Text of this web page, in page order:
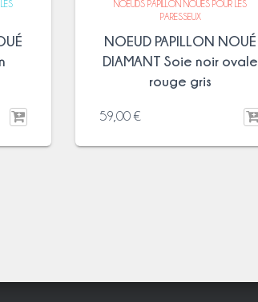
NOEUDS PAPILLON NOUÉS POUR LES
PARESSEUX
NOEUD PAPILLON NOUÉ
DIAMANT Soie noir ovale
rouge gris
59,00€